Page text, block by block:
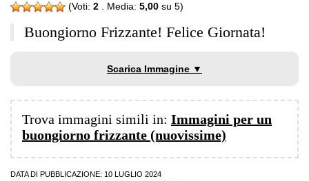
(Voti: 2 . Media: 5,00 su 5)
Buongiorno Frizzante! Felice Giornata!
Scarica Immagine ▼
Trova immagini simili in: Immagini per un
buongiorno frizzante (nuovissime)
DATA DI PUBBLICAZIONE: 10 LUGLIO 2024